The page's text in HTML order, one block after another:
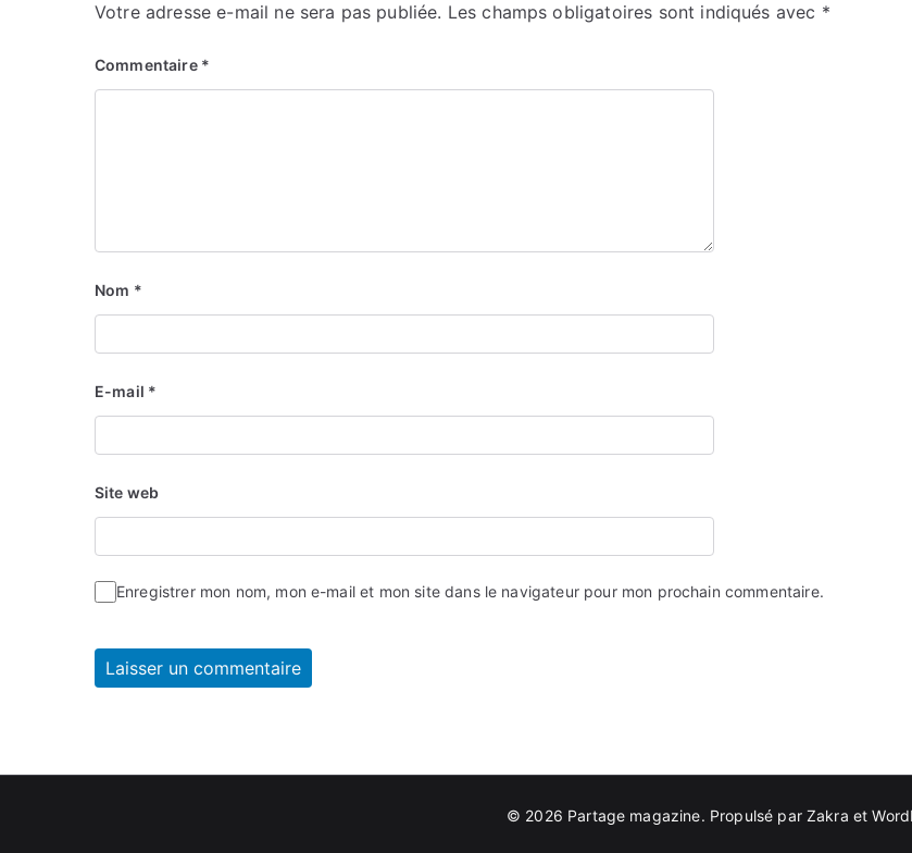
Votre adresse e-mail ne sera pas publiée. Les champs obligatoires sont indiqués avec *
Commentaire *
Nom *
E-mail *
Site web
Enregistrer mon nom, mon e-mail et mon site dans le navigateur pour mon prochain commentaire.
© 2026 Partage magazine. Propulsé par Zakra et